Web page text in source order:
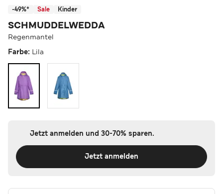
-49%* Sale Kinder
SCHMUDDELWEDDA
Regenmantel
Farbe: Lila
Jetzt anmelden und 30-70% sparen.
Jetzt anmelden